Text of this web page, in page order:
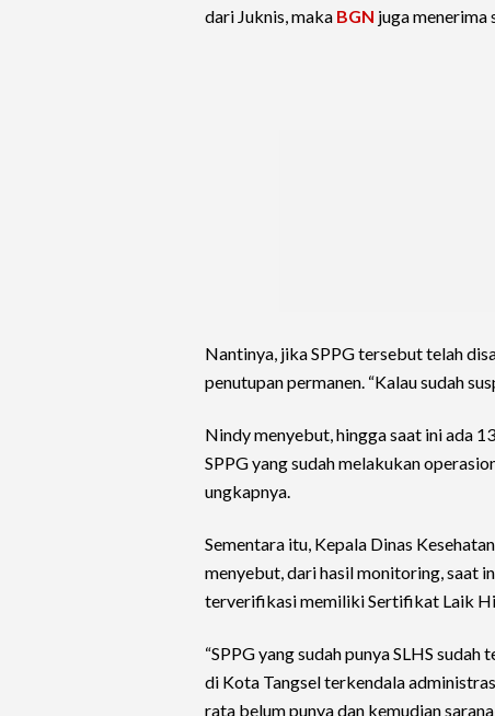
dari Juknis, maka BGN juga menerima
Nantinya, jika SPPG tersebut telah
penutupan permanen. “Kalau sudah
Nindy menyebut, hingga saat ini ada
SPPG yang sudah melakukan
ungkapnya.
Sementara itu, Kepala Dinas
menyebut, dari hasil monitoring, saat
terverifikasi memiliki Sertifikat Laik
“SPPG yang sudah punya SLHS
di Kota Tangsel terkendala
rata belum punya dan kemudian